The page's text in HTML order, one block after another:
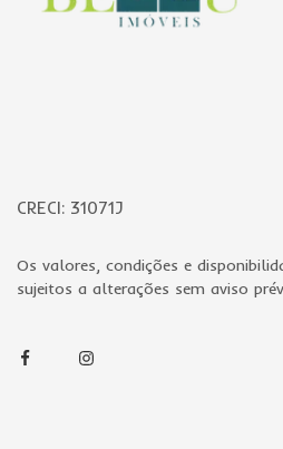
CRECI: 31071J
Os valores, condições e
sujeitos a alterações sem aviso
FacebookInstagram